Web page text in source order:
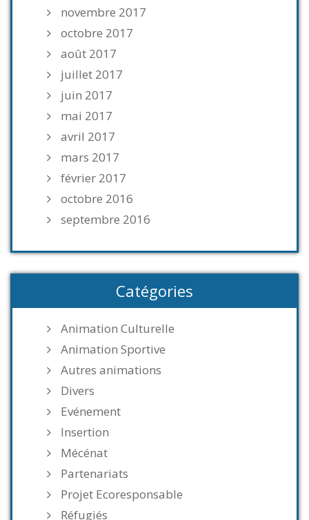
novembre 2017
octobre 2017
août 2017
juillet 2017
juin 2017
mai 2017
avril 2017
mars 2017
février 2017
octobre 2016
septembre 2016
Catégories
Animation Culturelle
Animation Sportive
Autres animations
Divers
Evénement
Insertion
Mécénat
Partenariats
Projet Ecoresponsable
Réfugiés